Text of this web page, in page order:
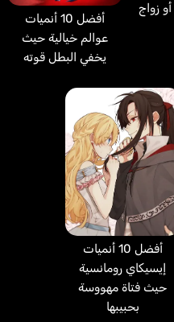
زواج
أفضل 10 أنميات
عوالم خيالية حيث
يخفي البطل قوته
أفضل 10 أنميات
إيسيكاي رومانسية
حيث فتاة مهووسة
بحبيبها